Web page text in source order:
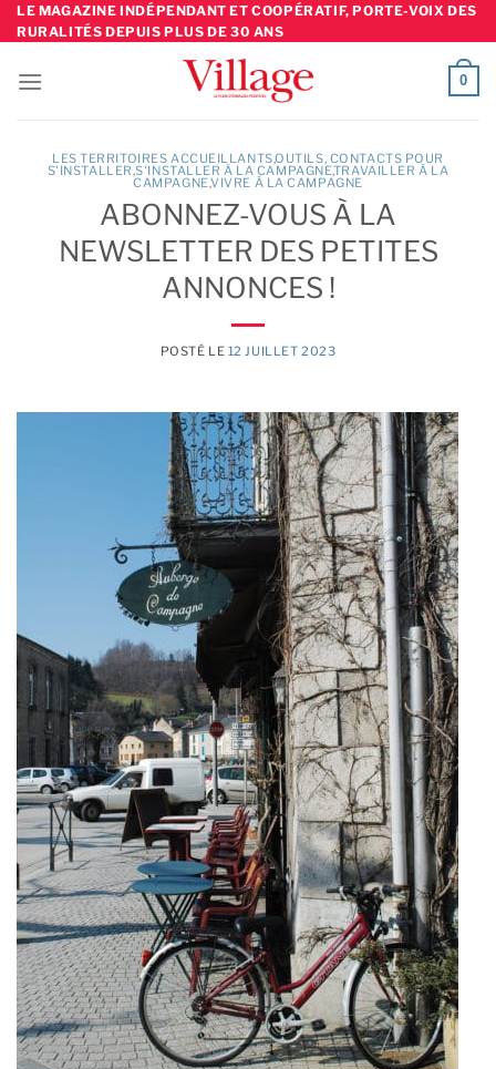
Skip
to
LE MAGAZINE INDÉPENDANT ET COOPÉRATIF, PORTE-VOIX DES
RURALITÉS DEPUIS PLUS DE 30 ANS
0
LES TERRITOIRES ACCUEILLANTS,OUTILS, CONTACTS POUR
S'INSTALLER,S'INSTALLER À LA CAMPAGNETRAVAILLER À LA
CAMPAGNE,VIVRE À LA CAMPAGNE
ABONNEZ-VOUS À LA
NEWSLETTER DES PETITES
ANNONCES !
POSTÉ LE 12 JUILLET 2023